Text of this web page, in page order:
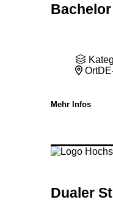
Ort
Mehr Infos
Dualer